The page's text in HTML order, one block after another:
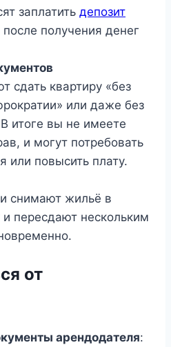
заплатить депозит
после получения денег
сдать квартиру «без
или даже без
В итоге вы не имеете
и могут потребовать
или повысить плату.
снимают жильё в
и пересдают нескольким
от
арендодателя: